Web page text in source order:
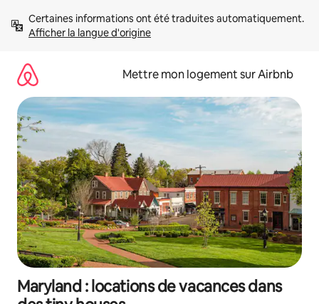
directement
Afficher la langue d'origine
Mettre mon logement sur Airbnb
Maryland : locations de vacances dans